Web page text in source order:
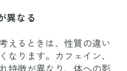
異なる
えるときは、性質の違い
なります。カフェイン、